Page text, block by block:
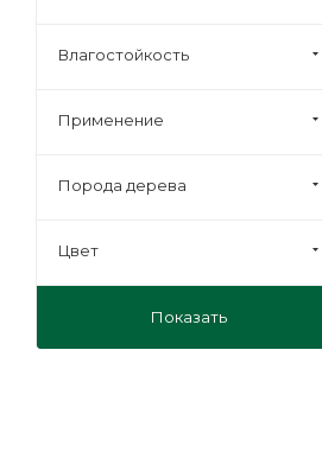
Влагостойкость
Применение
Порода дерева
Цвет
Показать